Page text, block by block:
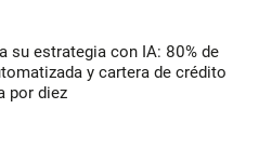
su estrategia con IA: 80% de
y cartera de crédito
por diez